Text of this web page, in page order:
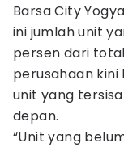
Barsa City
ini jumlah unit
persen dari
perusahaan
unit yang
depan.
“Unit yang